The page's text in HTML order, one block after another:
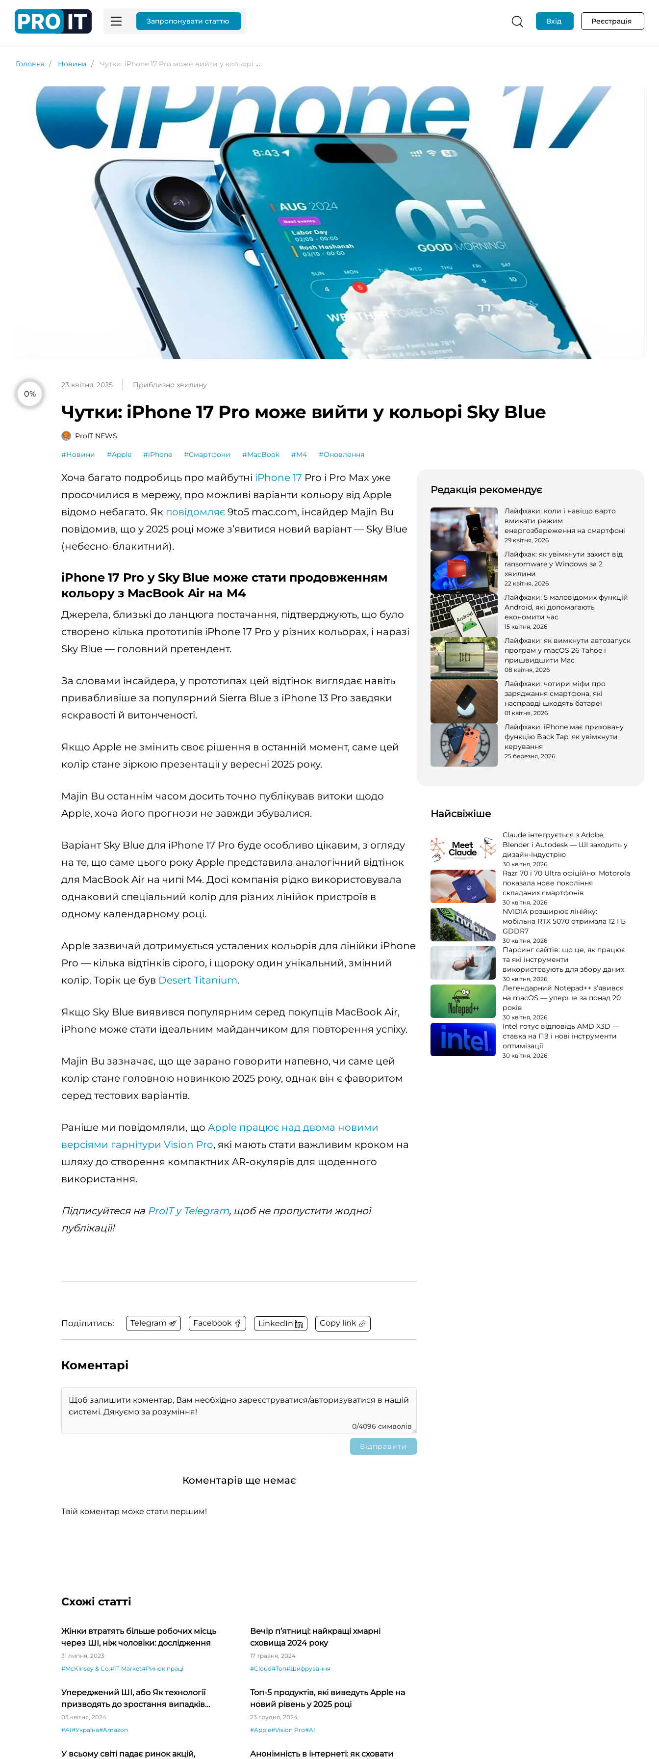
Запропонувати статтю Вхід Реєстрація
Головна Новини Чутки: iPhone 17 Pro може вийти у кольорі Sky Blue
0%
23 квітня, 2025 Приблизно хвилину
Чутки: iPhone 17 Pro може вийти у кольорі Sky Blue
ProIT NEWS
#Новини #Apple #iPhone #Смартфони #MacBook #M4 #Оновлення
Хоча багато подробиць про майбутні iPhone 17 Pro і Pro Max уже
просочилися в мережу, про можливі варіанти кольору від Apple
відомо небагато. Як повідомляє 9to5 mac.com, інсайдер Majin Bu
повідомив, що у 2025 році може з’явитися новий варіант — Sky Blue
(небесно-блакитний).
iPhone 17 Pro у Sky Blue може стати продовженням
кольору з MacBook Air на M4
Джерела, близькі до ланцюга постачання, підтверджують, що було
створено кілька прототипів iPhone 17 Pro у різних кольорах, і наразі
Sky Blue — головний претендент.
За словами інсайдера, у прототипах цей відтінок виглядає навіть
привабливіше за популярний Sierra Blue з iPhone 13 Pro завдяки
яскравості й витонченості.
Якщо Apple не змінить своє рішення в останній момент, саме цей
колір стане зіркою презентації у вересні 2025 року.
Majin Bu останнім часом досить точно публікував витоки щодо
Apple, хоча його прогнози не завжди збувалися.
Варіант Sky Blue для iPhone 17 Pro буде особливо цікавим, з огляду
на те, що саме цього року Apple представила аналогічний відтінок
для MacBook Air на чипі M4. Досі компанія рідко використовувала
однаковий спеціальний колір для різних лінійок пристроїв в
одному календарному році.
Apple зазвичай дотримується усталених кольорів для лінійки iPhone
Pro — кілька відтінків сірого, і щороку один унікальний, змінний
колір. Торік це був Desert Titanium.
Якщо Sky Blue виявився популярним серед покупців MacBook Air,
iPhone може стати ідеальним майданчиком для повторення успіху.
Majin Bu зазначає, що ще зарано говорити напевно, чи саме цей
колір стане головною новинкою 2025 року, однак він є фаворитом
серед тестових варіантів.
Раніше ми повідомляли, що Apple працює над двома новими
версіями гарнітури Vision Pro, які мають стати важливим кроком на
шляху до створення компактних AR-окулярів для щоденного
використання.
Підписуйтеся на ProIT у Telegram, щоб не пропустити жодної
публікації!
Поділитись: Telegram Facebook LinkedIn Copy link
Коментарі
0/4096 символів
Коментарів ще немає
Твій коментар може стати першим!
Схожі статті
Жінки втратять більше робочих місць
через ШІ, ніж чоловіки: дослідження
31 липня, 2023
#McKinsey & Co.#IT Market#Ринок праці
Вечір п’ятниці: найкращі хмарні
сховища 2024 року
17 травня, 2024
#Cloud#Топ#Шифрування
Упереджений ШІ, або Як технології
призводять до зростання випадків
дискримінації
03 квітня, 2024
#AI#Україна#Amazon
Топ-5 продуктів, які виведуть Apple на
новий рівень у 2025 році
23 грудня, 2024
#Apple#Vision Pro#AI
У всьому світі падає ринок акцій, Анонімність в інтернеті: як сховати
Редакція рекомендує
Лайфхаки: коли і навіщо варто
вмикати режим
енергозбереження на смартфоні
29 квітня, 2026
Лайфхак: як увімкнути захист від
ransomware у Windows за 2
хвилини
22 квітня, 2026
Лайфхаки: 5 маловідомих функцій
Android, які допомагають
економити час
15 квітня, 2026
Лайфхаки: як вимкнути автозапуск
програм у macOS 26 Tahoe і
пришвидшити Mac
08 квітня, 2026
Лайфхаки: чотири міфи про
заряджання смартфона, які
насправді шкодять батареї
01 квітня, 2026
Лайфхаки. iPhone має приховану
функцію Back Tap: як увімкнути
керування
25 березня, 2026
Найсвіжіше
Claude інтегрується з Adobe,
Blender і Autodesk — ШІ заходить у
дизайн-індустрію
30 квітня, 2026
Razr 70 і 70 Ultra офіційно: Motorola
показала нове покоління
складаних смартфонів
30 квітня, 2026
NVIDIA розширює лінійку:
мобільна RTX 5070 отримала 12 ГБ
GDDR7
30 квітня, 2026
Парсинг сайтів: що це, як працює
та які інструменти
використовують для збору даних
30 квітня, 2026
Легендарний Notepad++ з’явився
на macOS — уперше за понад 20
років
30 квітня, 2026
Intel готує відповідь AMD X3D —
ставка на ПЗ і нові інструменти
оптимізації
30 квітня, 2026